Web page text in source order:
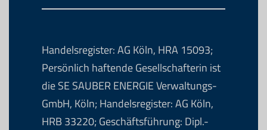
Handelsregister: AG Köln, HRA 15093;
Persönlich haftende Gesellschafterin ist
die SE SAUBER ENERGIE Verwaltungs-
GmbH, Köln; Handelsregister: AG Köln,
HRB 33220; Geschäftsführung: Dipl.-